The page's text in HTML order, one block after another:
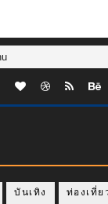
บันเทิง ท่องเที่ย